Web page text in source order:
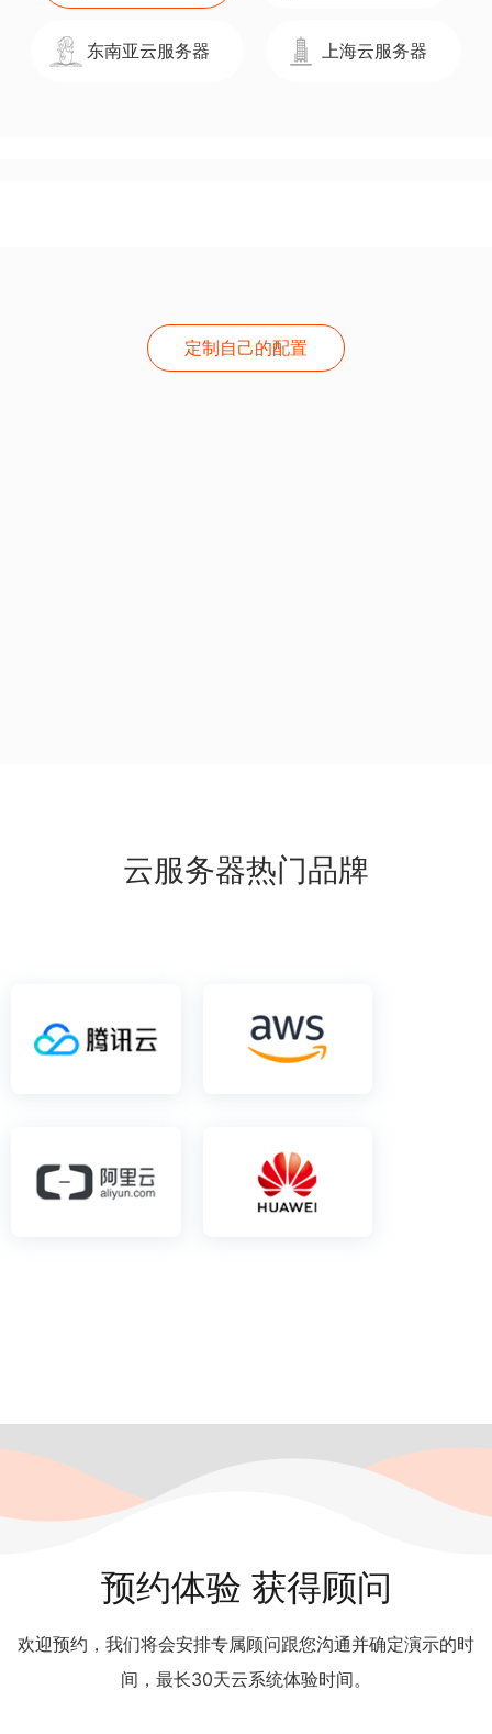
东南亚云服务器 上海云服务器
定制自己的配置
云服务器热门品牌
预约体验 获得顾问
欢迎预约，我们将会安排专属顾问跟您沟通并确定演示的时
间，最长30天云系统体验时间。